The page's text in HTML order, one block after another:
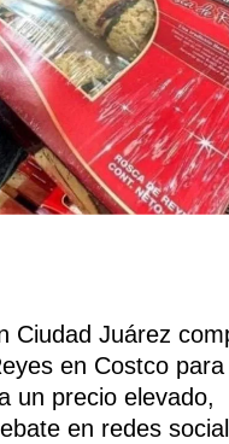
Ciudad Juárez
en Costco para
un precio elevado,
en redes